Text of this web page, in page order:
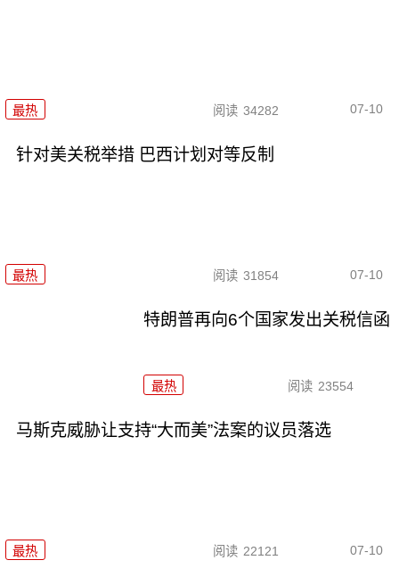
最热 阅读 34282 07-10
针对美关税举措 巴西计划对等反制
最热 阅读 31854 07-10
特朗普再向6个国家发出关税信函
最热 阅读 23554
马斯克威胁让支持“大而美”法案的议员落选
最热 阅读 22121 07-10